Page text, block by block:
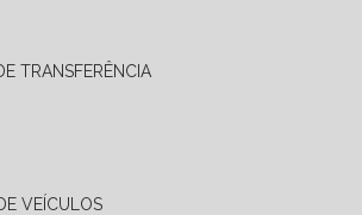
TRANSFERÊNCIA
VEÍCULOS